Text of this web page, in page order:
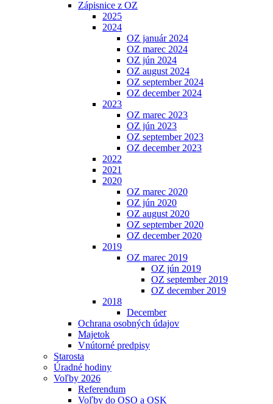
Zápisnice z OZ
2025
2024
OZ január 2024
OZ marec 2024
OZ jún 2024
OZ august 2024
OZ september 2024
OZ december 2024
2023
OZ marec 2023
OZ jún 2023
OZ september 2023
OZ december 2023
2022
2021
2020
OZ marec 2020
OZ jún 2020
OZ august 2020
OZ september 2020
OZ december 2020
2019
OZ marec 2019
OZ jún 2019
OZ september 2019
OZ december 2019
2018
December
Ochrana osobných údajov
Majetok
Vnútorné predpisy
Starosta
Úradné hodiny
Voľby 2026
Referendum
Voľby do OSO a OSK